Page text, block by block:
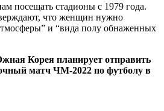
посещать стадионы с 1979 года.
что женщин нужно
и “вида полу обнаженных
Корея планирует отправить
матч ЧМ-2022 по футболу в